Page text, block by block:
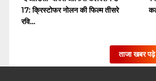
17: क्रिस्टोफर नोलन की फिल्म तीसरे
रवि...
ताजा खबर पढ़े